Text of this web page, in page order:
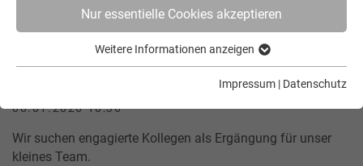
Nur essentielle Cookies akzeptieren
Weitere Informationen anzeigen
Impressum | Datenschutz
EMSDETTEN
Tischler (m/w/d) | Winter & Wulfers
08.01.2026 10:36
Wir suchen engagierte Kollegen als Ergängung für unser
kleines Team.